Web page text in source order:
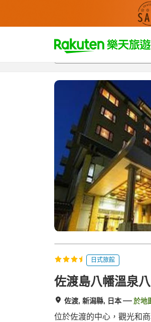
t
p
a
h
總覽客房與方案評語設施
日式旅館
佐渡島八幡溫泉
佐渡, 新潟縣, 日本 於地
位於佐渡的中心，觀光和